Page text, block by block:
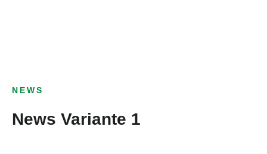
NEWS
News Variante 1